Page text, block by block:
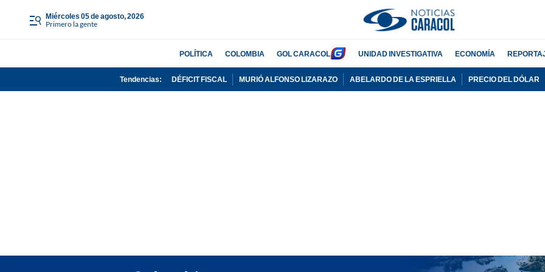
miércoles 05 de agosto, 2026
Primero la gente
POLÍTICA COLOMBIA GOL CARACOL UNIDAD INVESTIGATIVA ECONOMÍA
Tendencias: DÉFICIT FISCAL MURIÓ ALFONSO LIZARAZO ABELARDO DE LA ESPRIELLA PRECIO DEL DÓLAR